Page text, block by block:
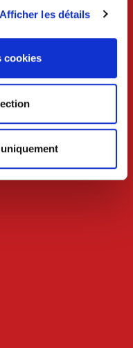
Afficher les détails
cookies
sur rdv)
et 13h30-17h30
17h